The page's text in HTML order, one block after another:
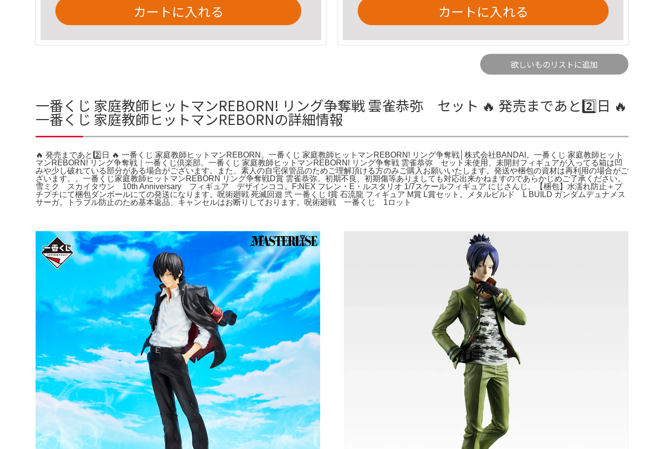
カートに入れる カートに入れる
欲しいものリストに追加
一番くじ 家庭教師ヒットマンREBORN! リング争奪戦 雲雀恭弥 セット 🔥 発売まであと2️⃣日 🔥
一番くじ 家庭教師ヒットマンREBORNの詳細情報
🔥 発売まであと2️⃣日 🔥 一番くじ 家庭教師ヒットマンREBORN。一番くじ 家庭教師ヒットマンREBORN! リング争奪戦│株式会社BANDAI。一番くじ 家庭教師ヒット
マンREBORN! リング争奪戦｜一番くじ倶楽部。一番くじ 家庭教師ヒットマンREBORN! リング争奪戦 雲雀恭弥 セット未使用、未開封フィギュアが入ってる箱は凹
みや少し破れている部分がある場合がございます。また、素人の自宅保管品のためご理解頂ける方のみご購入お願いいたします。発送や梱包の資材は再利用の場合がご
ざいます。。一番くじ家庭教師ヒットマンREBORN リング争奪戦D賞 雲雀恭弥。初期不良、初期傷等ありましても対応出来かねますのであらかじめご了承ください。
雪ミク スカイタウン 10th Anniversary フィギュア デザインココ。F:NEX フレン・E・ルスタリオ 1/7スケールフィギュア にじさんじ。【梱包】水濡れ防止＋プ
チプチにて梱包ダンボールにての発送になります。呪術廻戦 死滅回遊 弐 一番くじ I賞 石流龍 フィギュア M賞 L賞セット。メタルビルド L BUILD ガンダムデュナメス
サーガ。トラブル防止のため基本返品、キャンセルはお断りしております。呪術廻戦 一番くじ 1ロット